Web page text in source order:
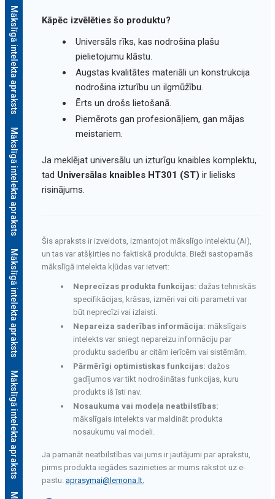
Mākslīgā intelekta apraksts
Mākslīgā intelekta apraksts
Mākslīgā intelekta apraksts
Mākslīgā intelekta apraksts
Kāpēc izvēlēties šo produktu?
Universāls rīks, kas nodrošina plašu
pielietojumu klāstu.
Augstas kvalitātes materiāli un konstrukcija
nodrošina izturību un ilgmūžību.
Ērts un drošs lietošanā.
Piemērots gan profesionāļiem, gan mājas
meistariem.
Ja meklējat universālu un izturīgu knaibles komplektu,
tad Universālas knaibles HT301 (ST) ir lielisks
risinājums.
Šis apraksts ir izveidots, izmantojot mākslīgo intelektu (AI),
un tas var atšķirties no faktiskā produkta. Bieži sastopamās
mākslīgā intelekta kļūdas var ietvert:
Neprecīzas produkta funkcijas: dažas tehniskās
specifikācijas, krāsas, izmēri vai citi parametri var
būt neprecīzi vai izlaisti.
Nepareiza saderības informācija: mākslīgais
intelekts var sniegt nepareizu informāciju par
produktu saderību ar citām ierīcēm vai sistēmām.
Pārmērīgi optimistiskas funkcijas: dažos
gadījumos var tikt nodrošinātas funkcijas, kuru
produkts iš īsti nav.
Nosaukuma vai modeļa neatbilstības:
mākslīgais intelekts var maldināt produkta
nosaukumu vai modeli.
Ja pamanāt neatbilstības vai jums ir jautājumi par aprakstu,
pirms produkta iegādes sazinieties ar mums rakstot uz e-
pastu: aprasymai@lemona.lt.